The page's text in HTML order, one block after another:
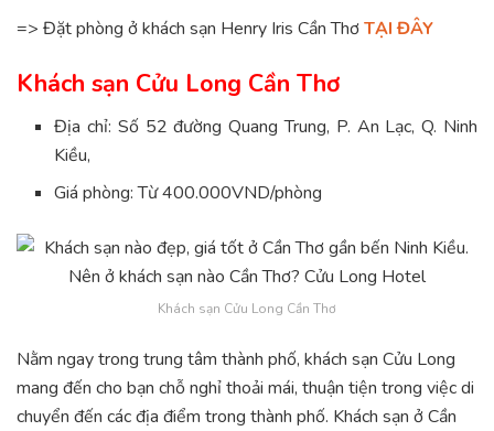
=> Đặt phòng ở khách sạn Henry Iris Cần ThơTẠI ĐÂY
Khách sạn Cửu Long Cần Thơ
Địa chỉ: Số 52 đường Quang Trung, P. An Lạc, Q. Ninh
Kiều,
Giá phòng: Từ 400.000VND/phòng
Khách sạn Cửu Long Cần Thơ
Nằm ngay trong trung tâm thành phố, khách sạn Cửu Long
mang đến cho bạn chỗ nghỉ thoải mái, thuận tiện trong việc di
chuyển đến các địa điểm trong thành phố. Khách sạn ở Cần